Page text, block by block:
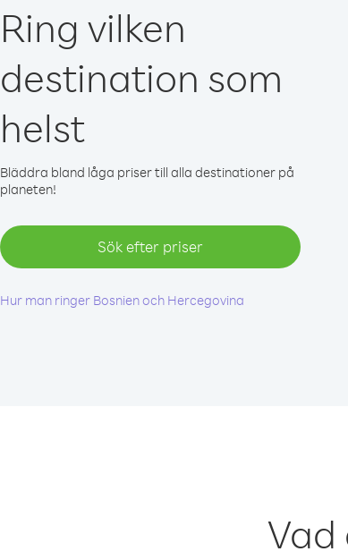
Ring vilken
destination som
helst
Bläddra bland låga priser till alla destinationer på
planeten!
Sök efter priser
Hur man ringer Bosnien och Hercegovina
Vad